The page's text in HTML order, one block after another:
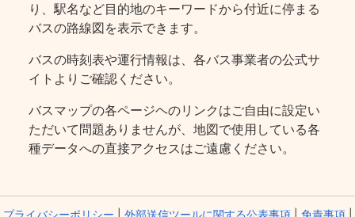
り、駅名など目的地のキーワードから付近に停まる
バスの路線図を表示できます。
バスの時刻表や運行情報は、各バス事業者の公式サ
イトよりご確認ください。
バスマップの各ページヘのリンクはご自由に設定い
ただいて問題ありませんが、地図で使用している各
種データへの直接アクセスはご遠慮ください。
プライバシーポリシー 外部送信ツールに関する公表事項| 免責事項|